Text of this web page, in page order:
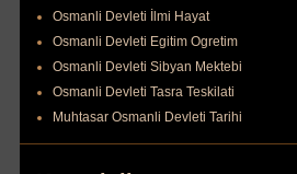
Osmanli Devleti İlmi Hayat
Osmanli Devleti Egitim Ogretim
Osmanli Devleti Sibyan Mektebi
Osmanli Devleti Tasra Teskilati
Muhtasar Osmanli Devleti Tarihi